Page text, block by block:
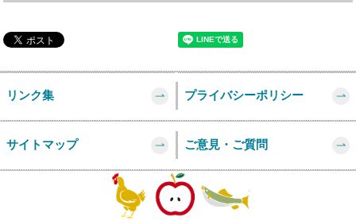
リンク集 プライバシーポリシー
サイトマップ ご意見・ご質問